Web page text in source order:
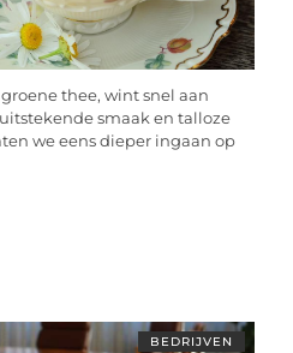
thee, wint snel aan
smaak en talloze
we eens dieper ingaan op
BEDRIJVEN